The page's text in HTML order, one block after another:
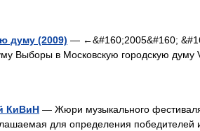
думу (2009) — ←&#160;2005&#160;
Выборы в Московскую городскую думу
КиВиН — Жюри музыкального
для определения победителей